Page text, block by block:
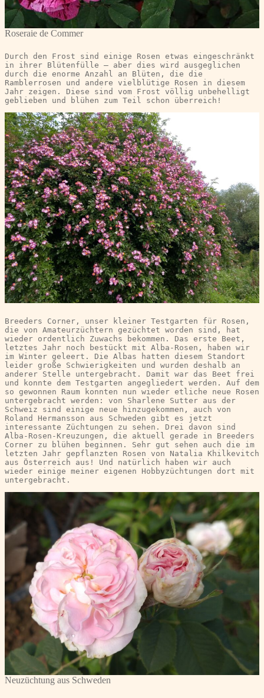
Roseraie de Commer
Durch den Frost sind einige Rosen etwas eingeschränkt
in ihrer Blütenfülle – aber dies wird ausgeglichen
durch die enorme Anzahl an Blüten, die die
Ramblerrosen und andere vielblütige Rosen in diesem
Jahr zeigen. Diese sind vom Frost völlig unbehelligt
geblieben und blühen zum Teil schon überreich!
Breeders Corner, unser kleiner Testgarten für Rosen,
die von Amateurzüchtern gezüchtet worden sind, hat
wieder ordentlich Zuwachs bekommen. Das erste Beet,
letztes Jahr noch bestückt mit Alba-Rosen, haben wir
im Winter geleert. Die Albas hatten diesem Standort
leider große Schwierigkeiten und wurden deshalb an
anderer Stelle untergebracht. Damit war das Beet frei
und konnte dem Testgarten angegliedert werden. Auf dem
so gewonnen Raum konnten nun wieder etliche neue Rosen
untergebracht werden: von Sharlene Sutter aus der
Schweiz sind einige neue hinzugekommen, auch von
Roland Hermansson aus Schweden gibt es jetzt
interessante Züchtungen zu sehen. Drei davon sind
Alba-Rosen-Kreuzungen, die aktuell gerade in Breeders
Corner zu blühen beginnen. Sehr gut sehen auch die im
letzten Jahr gepflanzten Rosen von Natalia Khilkevitch
aus Österreich aus! Und natürlich haben wir auch
wieder einige meiner eigenen Hobbyzüchtungen dort mit
untergebracht.
Neuzüchtung aus Schweden